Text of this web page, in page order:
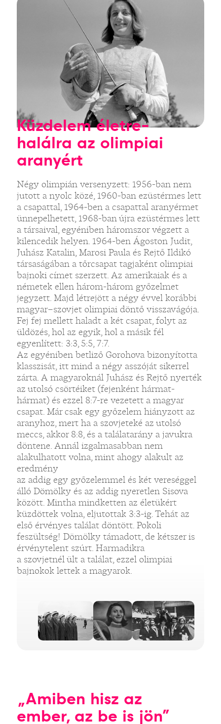
Küzdelem életre-
halálra az olimpiai
aranyért
Négy olimpián versenyzett: 1956-ban nem
jutott a nyolc közé, 1960-ban ezüstérmes lett
a csapattal, 1964-ben a csapattal aranyérmet
ünnepelhetett, 1968-ban újra ezüstérmes lett
a társaival, egyéniben háromszor végzett a
kilencedik helyen. 1964-ben Ágoston Judit,
Juhász Katalin, Marosi Paula és Rejtő Ildikó
társaságában a tőrcsapat tagjaként olimpiai
bajnoki címet szerzett. Az amerikaiak és a
németek ellen három-három győzelmet
jegyzett. Majd létrejött a négy évvel korábbi
magyar–szovjet olimpiai döntő visszavágója.
Fej fej mellett haladt a két csapat, folyt az
üldözés, hol az egyik, hol a másik fél
egyenlített: 3:3, 5:5, 7:7.
Az egyéniben betliző Gorohova bizonyította
klasszisát, itt mind a négy asszóját sikerrel
zárta. A magyaroknál Juhász és Rejtő nyerték
az utolsó csörtéiket (fejenként hármat-
hármat) és ezzel 8:7-re vezetett a magyar
csapat. Már csak egy győzelem hiányzott az
aranyhoz, mert ha a szovjeteké az utolsó
meccs, akkor 8:8, és a találatarány a javukra
döntene. Annál izgalmasabban nem
alakulhatott volna, mint ahogy alakult az
eredmény
az addig egy győzelemmel és két vereséggel
álló Dömölky és az addig nyeretlen Sisova
között. Mintha mindketten az életükért
küzdöttek volna, eljutottak 3:3-ig. Tehát az
első érvényes találat döntött. Pokoli
feszültség! Dömölky támadott, de kétszer is
érvénytelent szúrt. Harmadikra
a szovjetnél ült a találat, ezzel olimpiai
bajnokok lettek a magyarok.
„Amiben hisz az
ember, az be is jön”